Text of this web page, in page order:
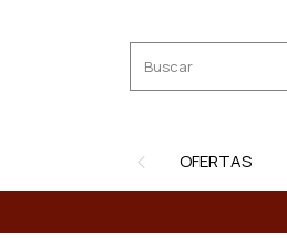
OFERTAS